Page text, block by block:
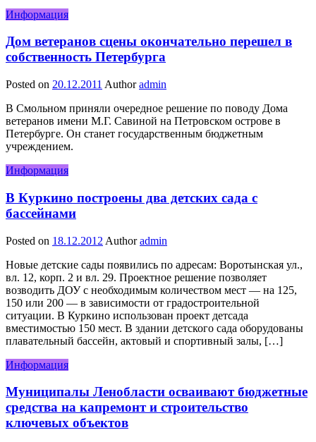
Информация
Дом ветеранов сцены окончательно перешел в
собственность Петербурга
Posted on 20.12.2011 Author admin
В Смольном приняли очередное решение по поводу Дома
ветеранов имени М.Г. Савиной на Петровском острове в
Петербурге. Он станет государственным бюджетным
учреждением.
Информация
В Куркино построены два детских сада с
бассейнами
Posted on 18.12.2012 Author admin
Новые детские сады появились по адресам: Воротынская ул.,
вл. 12, корп. 2 и вл. 29. Проектное решение позволяет
возводить ДОУ с необходимым количеством мест — на 125,
150 или 200 — в зависимости от градостроительной
ситуации. В Куркино использован проект детсада
вместимостью 150 мест. В здании детского сада оборудованы
плавательный бассейн, актовый и спортивный залы, […]
Информация
Муниципалы Ленобласти осваивают бюджетные
средства на капремонт и строительство
ключевых объектов